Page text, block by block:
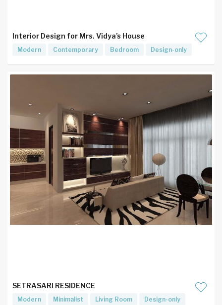
Interior Design for Mrs. Vidya’s House
Modern Contemporary Bedroom Design-only
SETRASARI RESIDENCE
Modern Minimalist Living Room Design-only